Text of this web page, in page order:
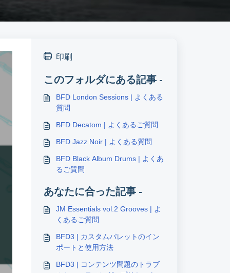
印刷
このフォルダにある記事 -
BFD London Sessions | よくある
質問
BFD Decatom | よくあるご質問
BFD Jazz Noir | よくある質問
BFD Black Album Drums | よくあ
るご質問
あなたに合った記事 -
JM Essentials vol.2 Grooves | よ
くあるご質問
BFD3 | カスタムパレットのイン
ポートと使用方法
BFD3 | コンテンツ問題のトラブ